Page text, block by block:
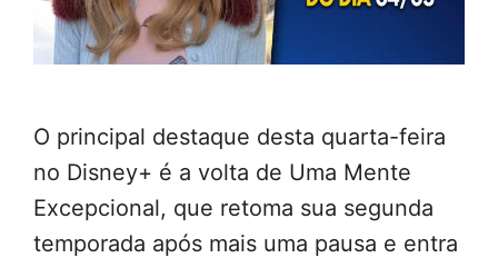
O principal destaque desta quarta-feira
no Disney+ é a volta de Uma Mente
Excepcional, que retoma sua segunda
temporada após mais uma pausa e entra